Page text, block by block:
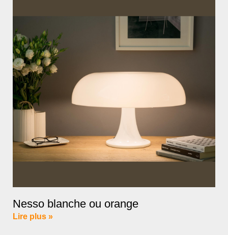
Nesso blanche ou orange
Lire plus »